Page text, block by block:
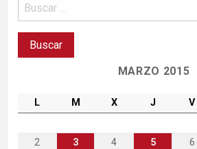
MARZO 2015
L M X J V
2
3 4 5 6